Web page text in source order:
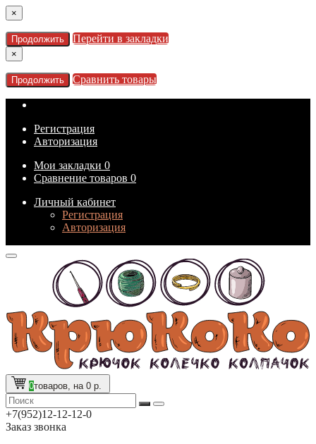
×
Продолжить Перейти в закладки
×
Продолжить Сравнить товары
Регистрация
Авторизация
Мои закладки 0
Сравнение товаров 0
Личный кабинет
Регистрация
Авторизация
0товаров, на 0 р.
+7(952)12-12-12-0
Заказ звонка